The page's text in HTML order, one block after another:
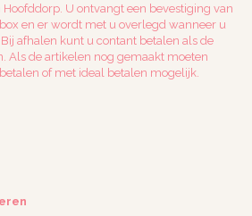
U ontvangt een bevestiging van
en er wordt met u overlegd wanneer u
afhalen kunt u contant betalen als de
Als de artikelen nog gemaakt moeten
of met ideal betalen mogelijk.